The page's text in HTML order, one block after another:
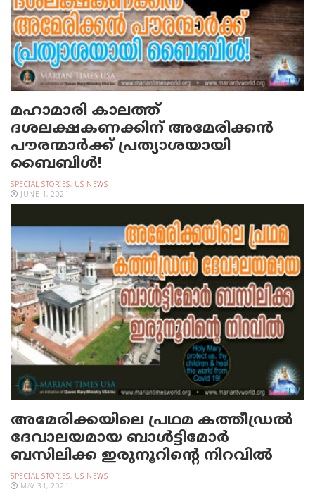
മഹാമാരി കാലത്ത്
ദശലക്ഷകണക്കിന് അമേരിക്കന്‍
പൗരന്മാര്‍ക്ക് പ്രത്യാശയായി
ബൈബിള്‍!
SPECIAL STORIES, US NEWS
JUNE 1, 2021
അമേരിക്കയിലെ പ്രഥമ കത്തീഡ്രല്‍
ദേവാലയമായ ബാള്‍ട്ടിമോര്‍
ബസിലിക്ക ഇരുനൂറിന്റെ നിറവില്‍
SPECIAL STORIES, US NEWS
MAY 31, 2021